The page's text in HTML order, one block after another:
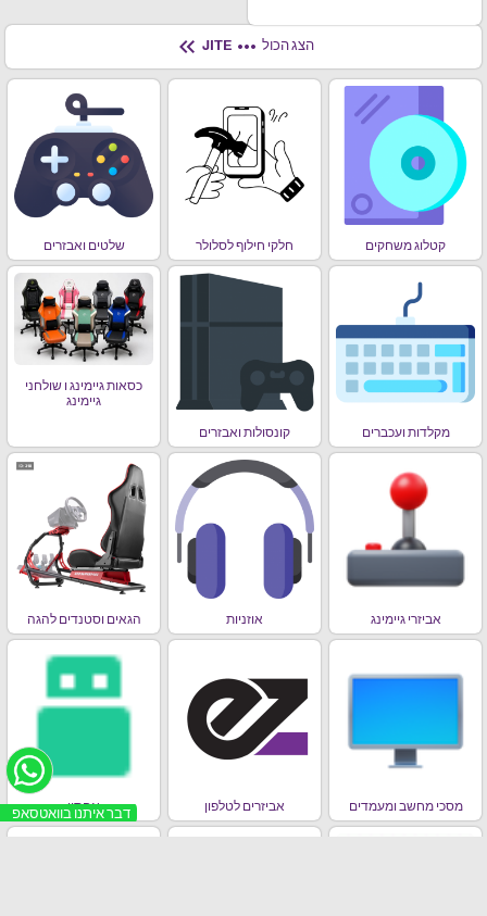
דבר איתנו בוואטסאפ
הצג הכול more_horiz
JITE
keyboard_double_arrow_left
קטלוג משחקים חלקי חילוף לסלולר שלטים ואבזרים
מקלדות ועכברים קונסולות ואבזרים
כסאות גיימינג ו שולחני
גיימינג
אביזרי גיימינג אוזניות הגאים וסטנדים להגה
מסכי מחשב ומעמדים אביזרים לטלפון אחסון